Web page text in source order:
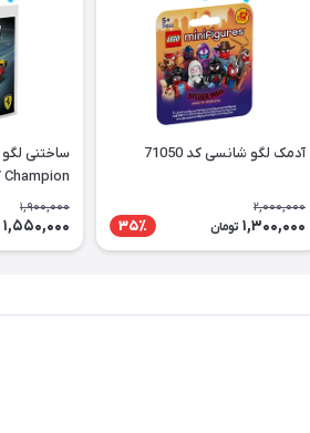
آدمک لگو شانسی کد 71050
2,000,000
1,300,000 تومان 35٪
Champion کد 30709
1,900,000
1,550,000